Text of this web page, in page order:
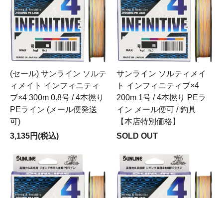
(セール) サンライン ソルテ
ィメイト インフィニティ
ブ×4 300m 0.8号 / 4本撚り
PEライン (メール便発送
可)
3,135円(税込)
サンライン ソルティメイ
ト インフィニティブ×4
200m 1号 / 4本撚り PEラ
イン メール便可 / 釣具
【本店特別価格】
SOLD OUT